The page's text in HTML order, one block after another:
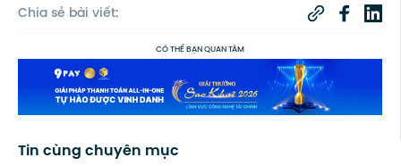
Chia sẻ bài viết:
CÓ THỂ BẠN QUAN TÂM
Tin cùng chuyên mục